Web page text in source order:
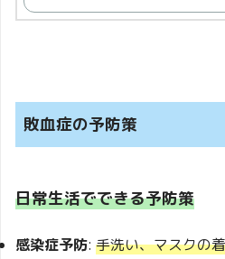
敗血症の予防策
日常生活でできる予防策
感染症予防: 手洗い、マスクの